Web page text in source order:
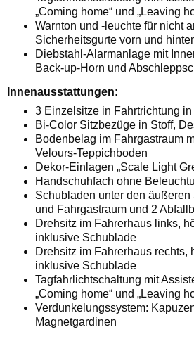
„Coming home“ und „Leaving
Warnton und -leuchte für nicht
Sicherheitsgurte vorn und
Diebstahl-Alarmanlage mit
Back-up-Horn und
Innenausstattungen:
3 Einzelsitze in Fahrtrichtung
Bi-Color Sitzbezüge in Stoff,
Bodenbelag im Fahrgastraum
Velours-Teppichboden
Dekor-Einlagen „Scale Light
Handschuhfach ohne
Schubladen unter den
und Fahrgastraum und 2
Drehsitz im Fahrerhaus links,
inklusive Schublade
Drehsitz im Fahrerhaus rechts,
inklusive Schublade
Tagfahrlichtschaltung mit
„Coming home“ und „Leaving
Verdunkelungssystem:
Magnetgardinen